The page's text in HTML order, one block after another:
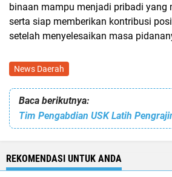
binaan mampu menjadi pribadi yang
serta siap memberikan kontribusi
setelah menyelesaikan masa
News Daerah
Baca berikutnya:
REKOMENDASI UNTUK ANDA